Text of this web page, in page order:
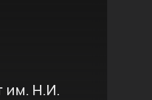
им. Н.И.